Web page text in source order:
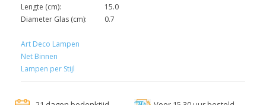
Lengte (cm):
15.0
Diameter Glas (cm):
0.7
Art Deco Lampen
Net Binnen
Lampen per Stijl